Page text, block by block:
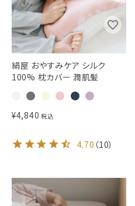
絹屋 おやすみケア シルク
100% 枕カバー 潤肌髪
¥4,840 税込
4.70 （10）